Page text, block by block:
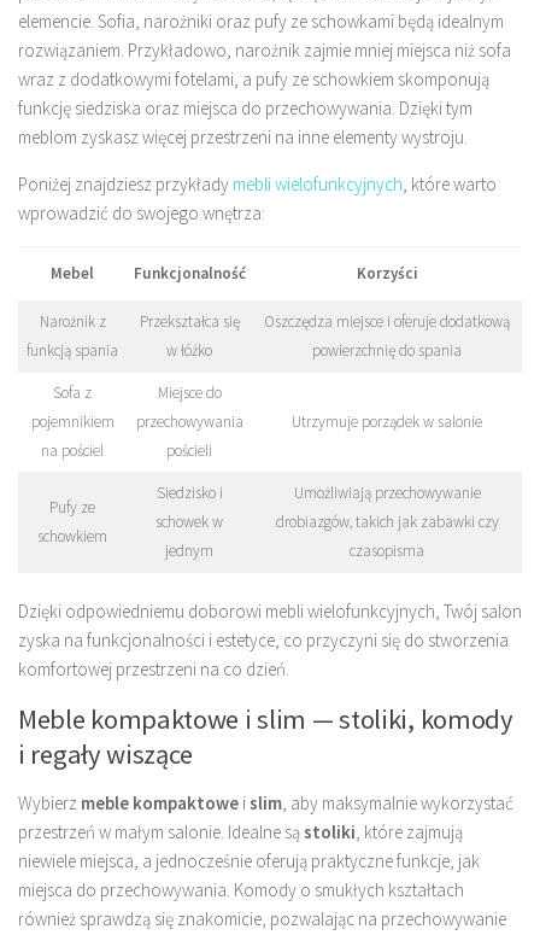
elemencie. Sofia, narożniki oraz pufy ze schowkami będą idealnym
rozwiązaniem. Przykładowo, narożnik zajmie mniej miejsca niż sofa
wraz z dodatkowymi fotelami, a pufy ze schowkiem skomponują
funkcję siedziska oraz miejsca do przechowywania. Dzięki tym
meblom zyskasz więcej przestrzeni na inne elementy wystroju.
Poniżej znajdziesz przykłady mebli wielofunkcyjnych, które warto
wprowadzić do swojego wnętrza:
Mebel Funkcjonalność Korzyści
Narożnik z
funkcją spania
Przekształca się
w łóżko
Oszczędza miejsce i oferuje dodatkową
powierzchnię do spania
Sofa z
pojemnikiem
na pościel
Miejsce do
przechowywania
pościeli
Utrzymuje porządek w salonie
Pufy ze
schowkiem
Siedzisko i
schowek w
jednym
Umożliwiają przechowywanie
drobiazgów, takich jak zabawki czy
czasopisma
Dzięki odpowiedniemu doborowi mebli wielofunkcyjnych, Twój salon
zyska na funkcjonalności i estetyce, co przyczyni się do stworzenia
komfortowej przestrzeni na co dzień.
Meble kompaktowe i slim — stoliki, komody
i regały wiszące
Wybierz meble kompaktowe islim, aby maksymalnie wykorzystać
przestrzeń w małym salonie. Idealne sąstoliki, które zajmują
niewiele miejsca, a jednocześnie oferują praktyczne funkcje, jak
miejsca do przechowywania. Komody o smukłych kształtach
również sprawdzą się znakomicie, pozwalając na przechowywanie